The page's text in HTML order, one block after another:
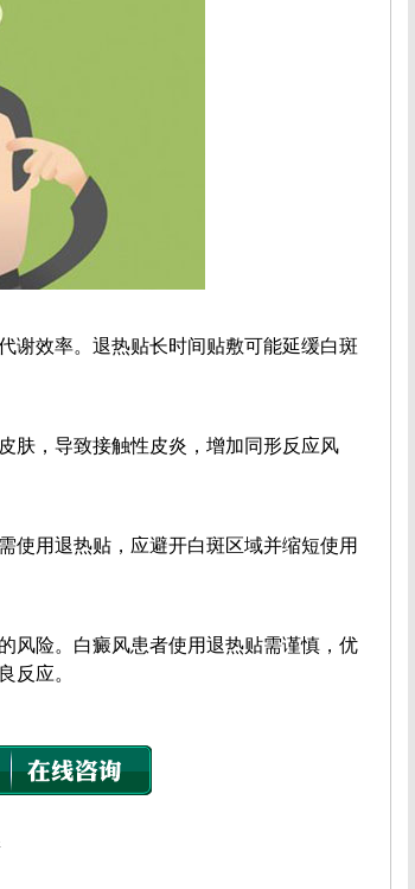
效率。退热贴长时间贴敷可能延缓白斑
，导致接触性皮炎，增加同形反应风
用退热贴，应避开白斑区域并缩短使用
险。白癜风患者使用退热贴需谨慎，优
反应。